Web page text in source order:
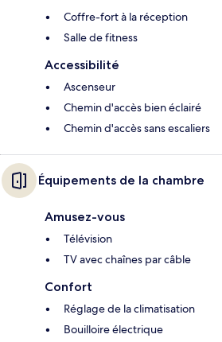
Coffre-fort à la réception
Salle de fitness
Accessibilité
Ascenseur
Chemin d'accès bien éclairé
Chemin d'accès sans escaliers
Équipements de la chambre
Amusez-vous
Télévision
TV avec chaînes par câble
Confort
Réglage de la climatisation
Bouilloire électrique